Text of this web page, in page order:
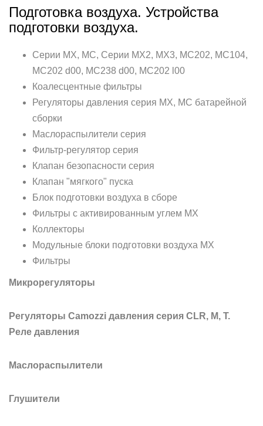
Подготовка воздуха. Устройства
подготовки воздуха.
Серии MX, МC, Серии MX2, MX3, MC202, MC104,
МC202 d00, МC238 d00, МC202 l00
Коалесцентные фильтры
Регуляторы давления серия MX, МC батарейной
сборки
Маслораспылители серия
Фильтр-регулятор серия
Клапан безопасности серия
Клапан "мягкого" пуска
Блок подготовки воздуха в сборе
Фильтры с активированным углем МХ
Коллекторы
Модульные блоки подготовки воздуха MX
Фильтры
Микрорегуляторы
Регуляторы Camozzi давления серия CLR, M, T.
Реле давления
Маслораспылители
Глушители